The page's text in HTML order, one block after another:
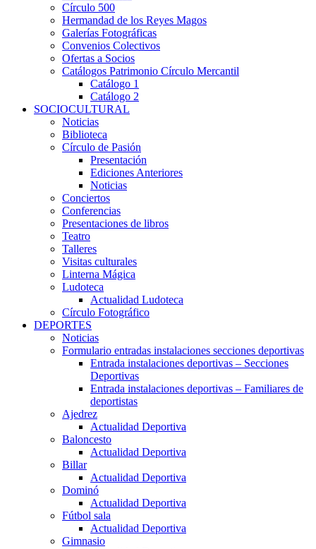
Círculo 500
Hermandad de los Reyes Magos
Galerías Fotográficas
Convenios Colectivos
Ofertas a Socios
Catálogos Patrimonio Círculo Mercantil
Catálogo 1
Catálogo 2
SOCIOCULTURAL
Noticias
Biblioteca
Círculo de Pasión
Presentación
Ediciones Anteriores
Noticias
Conciertos
Conferencias
Presentaciones de libros
Teatro
Talleres
Visitas culturales
Linterna Mágica
Ludoteca
Actualidad Ludoteca
Círculo Fotográfico
DEPORTES
Noticias
Formulario entradas instalaciones secciones deportivas
Entrada instalaciones deportivas – Secciones
Deportivas
Entrada instalaciones deportivas – Familiares de
deportistas
Ajedrez
Actualidad Deportiva
Baloncesto
Actualidad Deportiva
Billar
Actualidad Deportiva
Dominó
Actualidad Deportiva
Fútbol sala
Actualidad Deportiva
Gimnasio